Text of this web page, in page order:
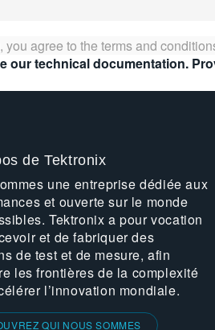
agree to the terms and
our technical documentation.
de Tektronix
une entreprise dédiée aux
et ouverte sur le monde
Tektronix a pour vocation
et de fabriquer des
de test et de mesure, afin
les frontières de la complexité
l’innovation mondiale.
QUI NOUS SOMMES